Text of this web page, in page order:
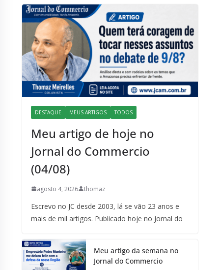
DESTAQUE MEUS ARTIGOS TODOS
Meu artigo de hoje no
Jornal do Commercio
(04/08)
agosto 4, 2026 thomaz
Escrevo no JC desde 2003, lá se vão 23 anos e
mais de mil artigos. Publicado hoje no Jornal do
Meu artigo da semana no
Jornal do Commercio